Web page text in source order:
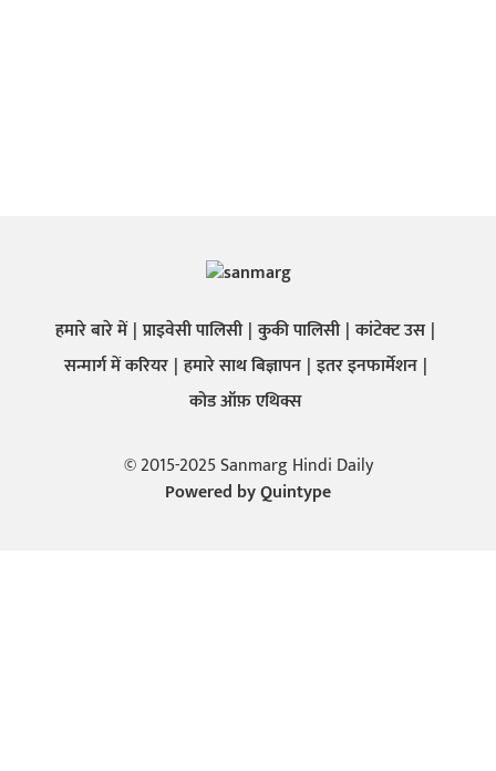
हमारे बारे में प्राइवेसी पालिसी कुकी पालिसी कांटेक्ट उस
सन्मार्ग में करियर हमारे साथ बिज्ञापन इतर इनफार्मेशन
कोड ऑफ़ एथिक्स
© 2015-2025 Sanmarg Hindi Daily
Powered byQuintype